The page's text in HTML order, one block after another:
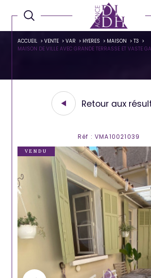
ACCUEIL VENTE VAR HYERES MAISON
T3
MAISON DE VILLE AVEC GRANDE TERRASSE ET VASTE
Retour aux
Réf : VMA10021039
VENDU